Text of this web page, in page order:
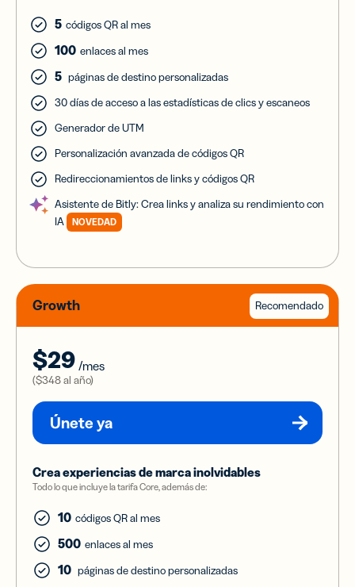
5 códigos QR al mes
100 enlaces al mes
5 páginas de destino personalizadas
30 días de acceso a las estadísticas de clics y escaneos
Generador de UTM
Personalización avanzada de códigos QR
Redireccionamientos de links y códigos QR
Asistente de Bitly: Crea links y analiza su rendimiento con
IA
NOVEDAD
Recomendado
Growth
$29 /mes
($348al año)
Únete ya
Crea experiencias de marca inolvidables
Todo lo que incluye la tarifa Core, además de:
10 códigos QR al mes
500 enlaces al mes
10 páginas de destino personalizadas